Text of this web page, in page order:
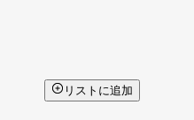
リストに追加